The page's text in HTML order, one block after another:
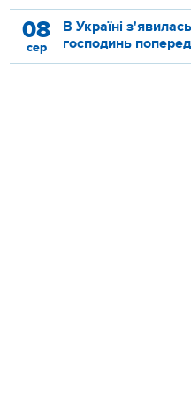
08
сер
В Україні
господинь